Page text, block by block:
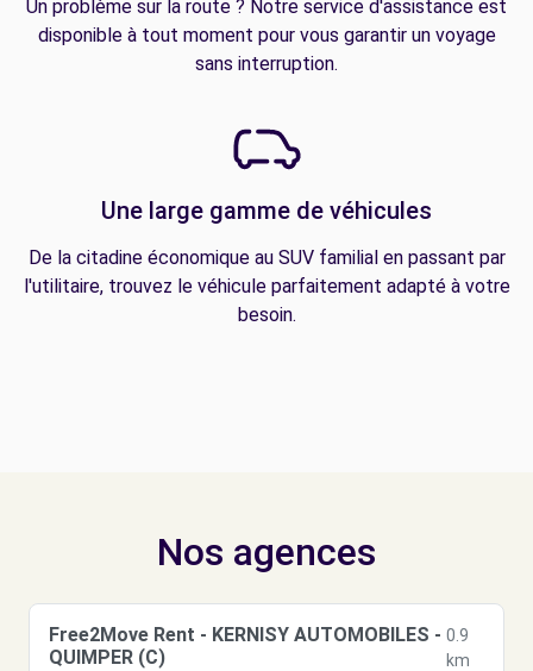
Un problème sur la route ? Notre service d'assistance est
disponible à tout moment pour vous garantir un voyage
sans interruption.
Une large gamme de véhicules
De la citadine économique au SUV familial en passant par
l'utilitaire, trouvez le véhicule parfaitement adapté à votre
besoin.
Nos agences
Free2Move Rent - KERNISY AUTOMOBILES -
QUIMPER (C)
0.9
km